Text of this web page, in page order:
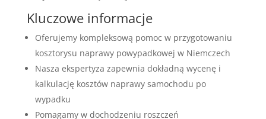
Kluczowe informacje
Oferujemy kompleksową pomoc w przygotowaniu
kosztorysu naprawy powypadkowej w Niemczech
Nasza ekspertyza zapewnia dokładną wycenę i
kalkulację kosztów naprawy samochodu po
wypadku
Pomagamy w dochodzeniu roszczeń